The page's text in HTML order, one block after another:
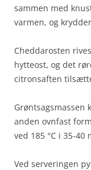
sammen med
varmen, og
Cheddarosten
hytteost, og det
citronsaften
anden ovnfast
ved 185 °C i 35-40
Ved serveringen